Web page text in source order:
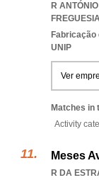
R
UNIP
Ver
Matches in
Activity
Meses
R DA